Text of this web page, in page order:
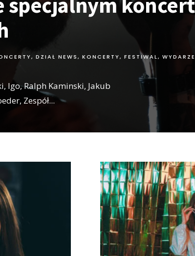
, DZIAŁ NEWS, KONCERTY, FESTIWAL,
Igo, Ralph Kaminski, Jakub
Zespół...